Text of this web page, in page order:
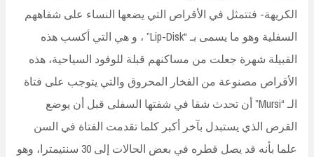
الكريهة- فتتمثل في الأقراص التي يضعها النساء على شفاههم
السفلية وهو ما يسمى بـ “Lip-Disk” ، و هي التي أكسب هذه
القبيلة شهرة جعلت من مساكنهم قبلة للوفود السياحية، هذه
الأقراص مصنوعة من الفخار المحروق والتي يتوجب على فتاة
الـ “Mursi” أن تحدث شقا في شفتها السفلى قبل أن يوضع
القرص الذي يستبدل بآخر أكبر كلما تقدمت الفتاة في السن
علما بأنه قد يصل قطره في بعض الحالات إلى 30 سنتيمترا، وهو